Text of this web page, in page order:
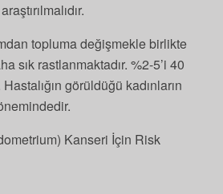
topluma değişmekle birlikte
sık rastlanmaktadır. %2-5’i 40
görüldüğü kadınların
Kanseri İçin Risk